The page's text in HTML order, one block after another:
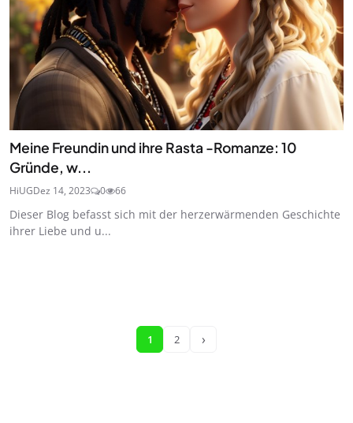
Meine Freundin und ihre Rasta -Romanze: 10
Gründe, w...
HiUGDez 14, 2023 0 66
Dieser Blog befasst sich mit der herzerwärmenden Geschichte
ihrer Liebe und u...
1 2 ›